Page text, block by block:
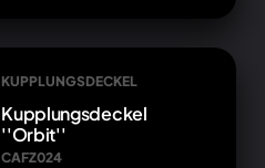
KUPPLUNGSDECKEL
Kupplungsdeckel
''Orbit''
CAFZ024